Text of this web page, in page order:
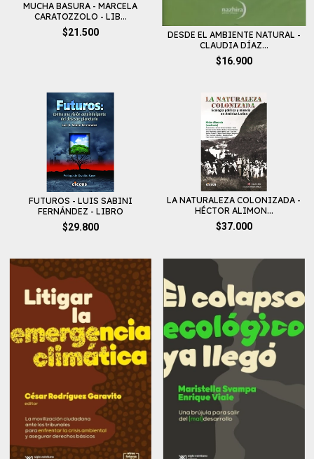
MUCHA BASURA - MARCELA
CARATOZZOLO - LIB...
$21.500
DESDE EL AMBIENTE NATURAL -
CLAUDIA DÍAZ...
$16.900
FUTUROS - LUIS SABINI
FERNÁNDEZ - LIBRO
$29.800
LA NATURALEZA COLONIZADA -
HÉCTOR ALIMON...
$37.000